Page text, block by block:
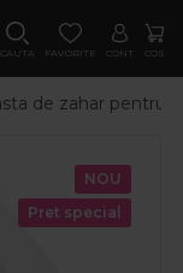
CAUTA FAVORITE CONT COS
de zahar pentru
NOU
Pret special